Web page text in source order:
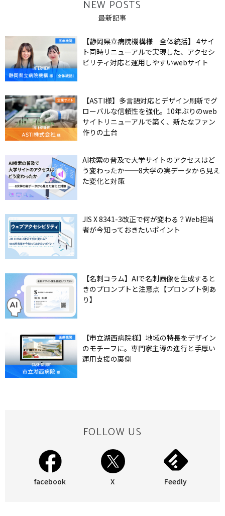
NEW POSTS
最新記事
【静岡県立病院機構様 全体統括】 4サイ
ト同時リニューアルで実現した、アクセシ
ビリティ対応と運用しやすいwebサイト
【ASTI様】多言語対応とデザイン刷新でグ
ローバルな信頼性を強化。10年ぶりのweb
サイトリニューアルで築く、新たなファン
作りの土台
AI検索の普及で大学サイトのアクセスはど
う変わったか──8大学の実データから見え
た変化と対策
JIS X 8341-3改正で何が変わる？Web担当
者が今知っておきたいポイント
【名刺コラム】AIで名刺画像を生成すると
きのプロンプトと注意点【プロンプト例あ
り】
【市立湖西病院様】地域の特長をデザイン
のモチーフに。専門家主導の進行と手厚い
運用支援の裏側
FOLLOW US
facebook X Feedly